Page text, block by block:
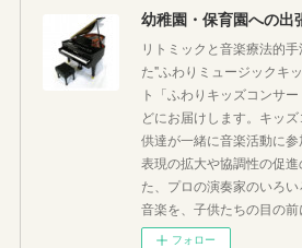
リトミックと音楽療法的
た"ふわりミュージックキ
ト「ふわりキッズコンサ
どにお届けします。キッ
供達が一緒に音楽活動に
表現の拡大や協調性の促
た、プロの演奏家のいろ
音楽を、子供たちの目の前
フォロー